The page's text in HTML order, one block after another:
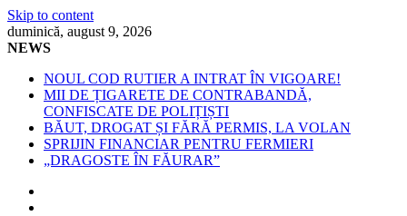
Skip to content
duminică, august 9, 2026
NEWS
NOUL COD RUTIER A INTRAT ÎN VIGOARE!
MII DE ȚIGARETE DE CONTRABANDĂ,
CONFISCATE DE POLIȚIȘTI
BĂUT, DROGAT ȘI FĂRĂ PERMIS, LA VOLAN
SPRIJIN FINANCIAR PENTRU FERMIERI
„DRAGOSTE ÎN FĂURAR”